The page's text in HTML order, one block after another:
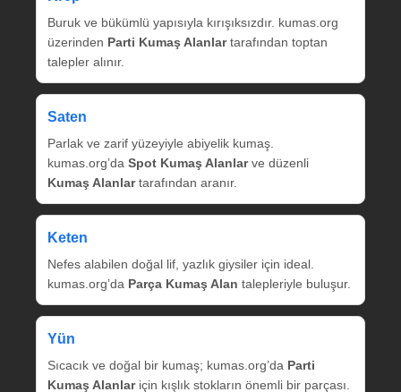
Buruk ve bükümlü yapısıyla kırışıksızdır. kumas.org
üzerinden Parti Kumaş Alanlartarafından toptan
talepler alınır.
Saten
Parlak ve zarif yüzeyiyle abiyelik kumaş.
kumas.org’da Spot Kumaş Alanlarve düzenli
Kumaş Alanlartarafından aranır.
Keten
Nefes alabilen doğal lif, yazlık giysiler için ideal.
kumas.org’da Parça Kumaş Alan talepleriyle buluşur.
Yün
Sıcacık ve doğal bir kumaş; kumas.org’da Parti
Kumaş Alanlariçin kışlık stokların önemli bir parçası.